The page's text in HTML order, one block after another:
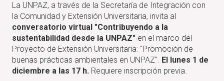
"Contribuyendo
a
la
sustentabilidad
desde
la
UNPAZ"
La UNPAZ, a través de la Secretaría de Integración con
la Comunidad y Extensión Universitaria, invita al
conversatorio virtual "Contribuyendo a la
sustentabilidad desde la UNPAZ" en el marco del
Proyecto de Extensión Universitaria: "Promoción de
buenas prácticas ambientales en UNPAZ". El lunes 1 de
diciembre a las 17 h. Requiere inscripción previa.